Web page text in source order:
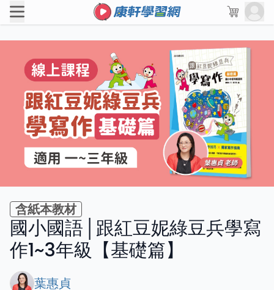
含紙本教材
國小國語│跟紅豆妮綠豆兵學寫
作1~3年級【基礎篇】
葉惠貞